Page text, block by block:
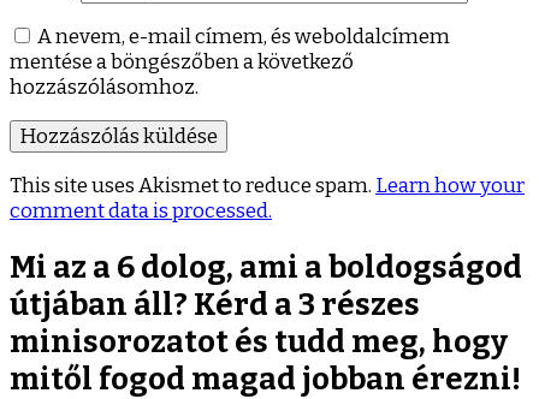
A nevem, e-mail címem, és weboldalcímem
mentése a böngészőben a következő
hozzászólásomhoz.
This site uses Akismet to reduce spam. Learn how your
comment data is processed.
Mi az a 6 dolog, ami a boldogságod
útjában áll? Kérd a 3 részes
minisorozatot és tudd meg, hogy
mitől fogod magad jobban érezni!